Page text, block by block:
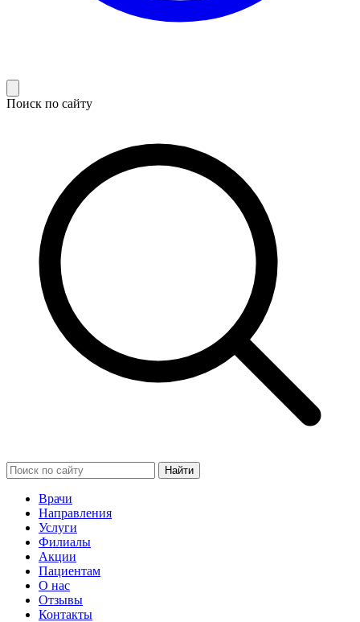
Поиск по сайту
Найти
Врачи
Направления
Услуги
Филиалы
Акции
Пациентам
О нас
Отзывы
Контакты